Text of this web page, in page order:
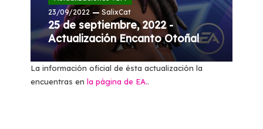
23/09/2022
SalixCat
25 de septiembre, 2022 -
Actualización Encanto Otoñal
La información oficial de ésta actualización la
encuentras en la página de EA..